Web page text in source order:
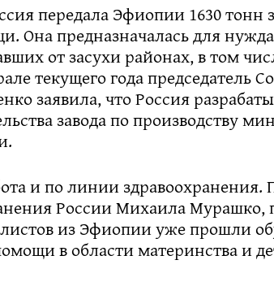
передала Эфиопии 1630 тонн
Она предназначалась для
от засухи районах, в том
текущего года председатель
заявила, что Россия
завода по производству
и по линии здравоохранения.
России Михаила Мурашко,
из Эфиопии уже прошли
в области материнства и